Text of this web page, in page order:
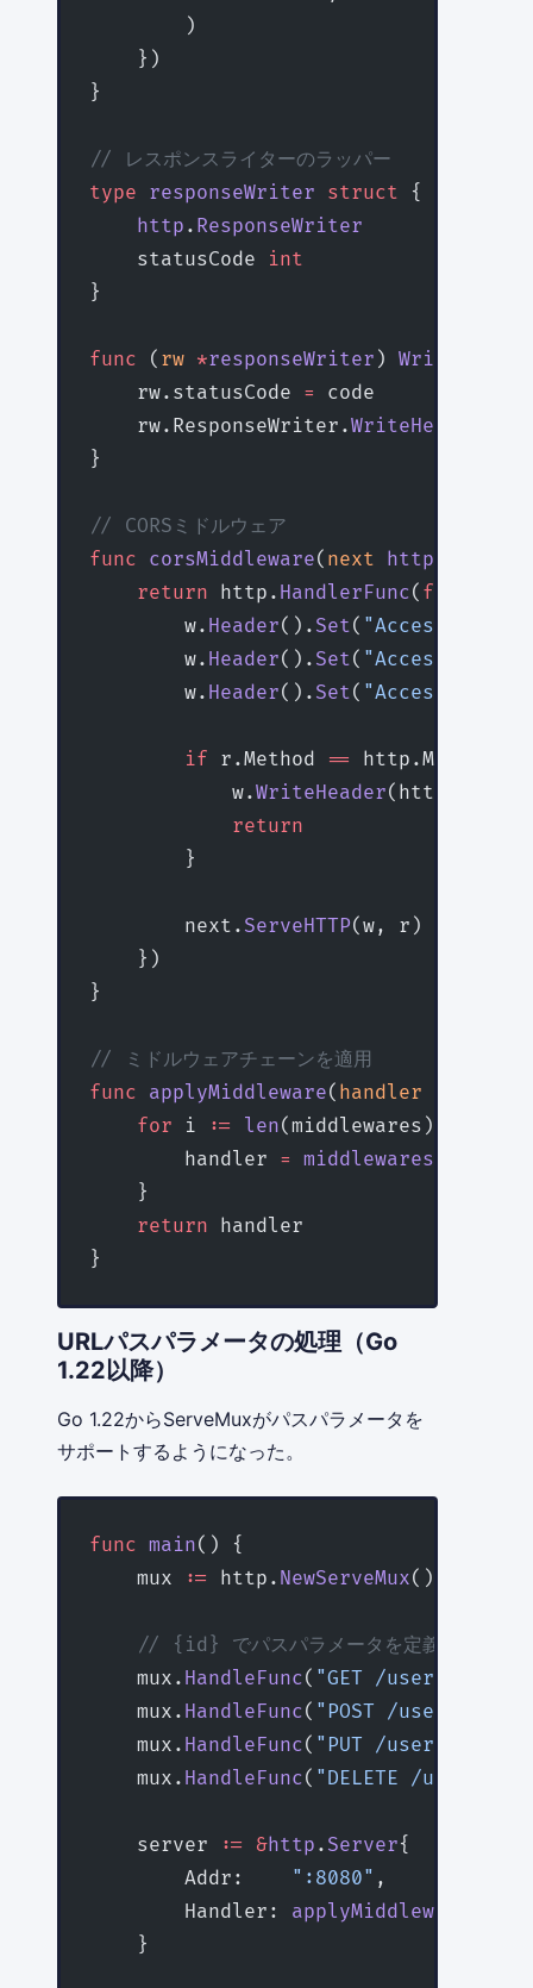
        )
    })
}
// レスポンスライターのラッパー
type responseWriter struct {
    http
. ResponseWriter
    statusCode
int
}
func ( rw *responseWriter ) WriteHeader
    rw.statusCode
= code
    rw.ResponseWriter.
WriteHeader
}
// CORSミドルウェア
func corsMiddleware( next http
    return
http. HandlerFunc( func
        w.
Header(). Set( "Access-
        w.
Header(). Set( "Access-
        w.
Header(). Set( "Access-
        if
r.Method ==
            w.
WriteHeader
            return
        }
        next.
ServeHTTP(w, r)
    })
}
// ミドルウェアチェーンを適用
func applyMiddleware( handler
    for
i := len(middlewares)
        handler
= middlewares
    }
    return
handler
}
URLパスパラメータの処理（Go
1.22以降）
Go 1.22からServeMuxがパスパラメータを
サポートするようになった。
func main() {
    mux
:= http. NewServeMux()
// {id} でパスパラメータを定義（Go
    mux.
HandleFunc( "GET /users/{id}"
    mux.
HandleFunc( "POST /users"
    mux.
HandleFunc( "PUT /users/{id}"
    mux.
HandleFunc( "DELETE /users/
    server
:= &http . Server{
        Addr:
":8080" ,
        Handler:
applyMiddleware
    }